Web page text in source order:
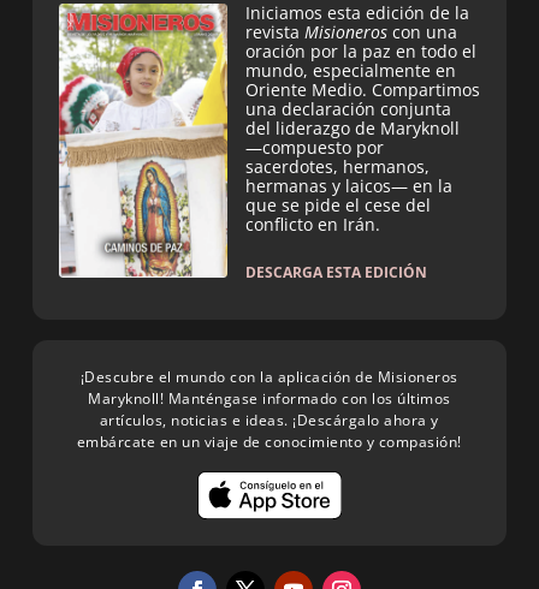
Iniciamos esta edición de la
revista Misioneros con una
oración por la paz en todo el
mundo, especialmente en
Oriente Medio. Compartimos
una declaración conjunta
del liderazgo de Maryknoll
—compuesto por
sacerdotes, hermanos,
hermanas y laicos— en la
que se pide el cese del
conflicto en Irán.
DESCARGA ESTA EDICIÓN
¡Descubre el mundo con la aplicación de Misioneros
Maryknoll! Manténgase informado con los últimos
artículos, noticias e ideas. ¡Descárgalo ahora y
embárcate en un viaje de conocimiento y compasión!